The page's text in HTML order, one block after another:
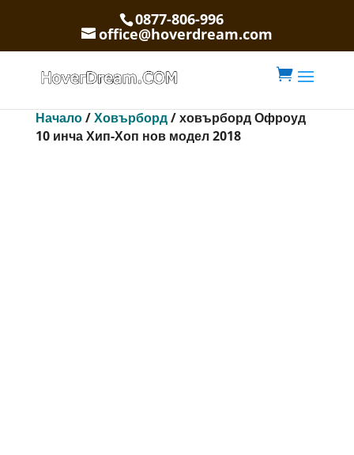
0877-806-996
office@hoverdream.com

Начало/Ховърборд/ ховърборд Офроуд
10 инча Хип-Хоп нов модел 2018